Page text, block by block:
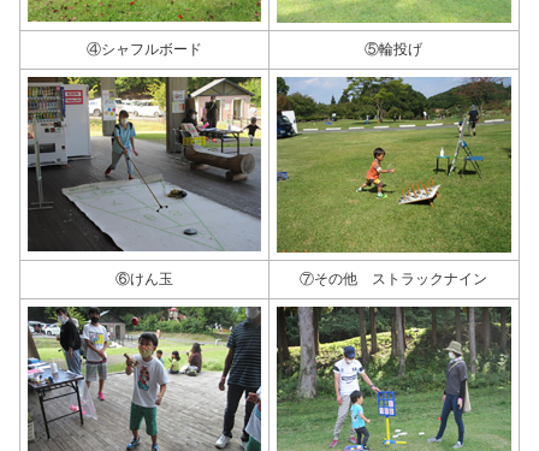
④シャフルボード ⑤輪投げ
⑥けん玉 ⑦その他 ストラックナイン